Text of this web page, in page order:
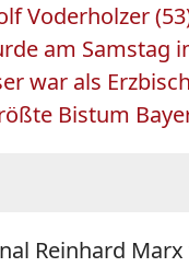
Voderholzer
am Samstag
war als
Bistum
Reinhard